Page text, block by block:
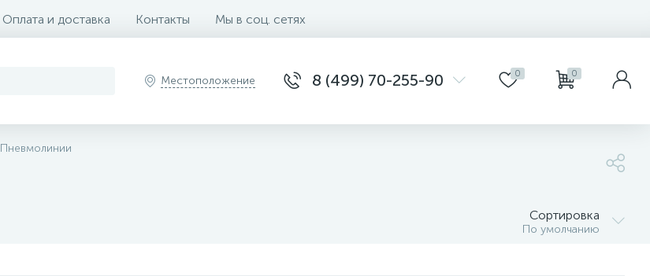
Оплата и доставка Контакты Мы в соц. сетях
Местоположение 8 (499) 70-255-90 0 0
Пневмолинии
Сортировка
По умолчанию